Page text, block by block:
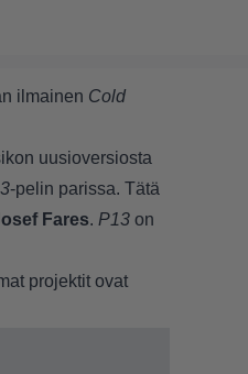
ilmainen Cold
uusioversiosta
-pelin parissa. Tätä
Fares. P13 on
projektit ovat